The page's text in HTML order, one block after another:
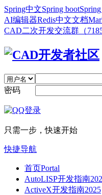
Spring中文Spring boot
AI编辑器Redis中文文档
CAD二次开发交流群（
密码
只需一步，快速开始
快捷导航
首页Portal
AutoLISP开发指南
ActiveX开发指南2025